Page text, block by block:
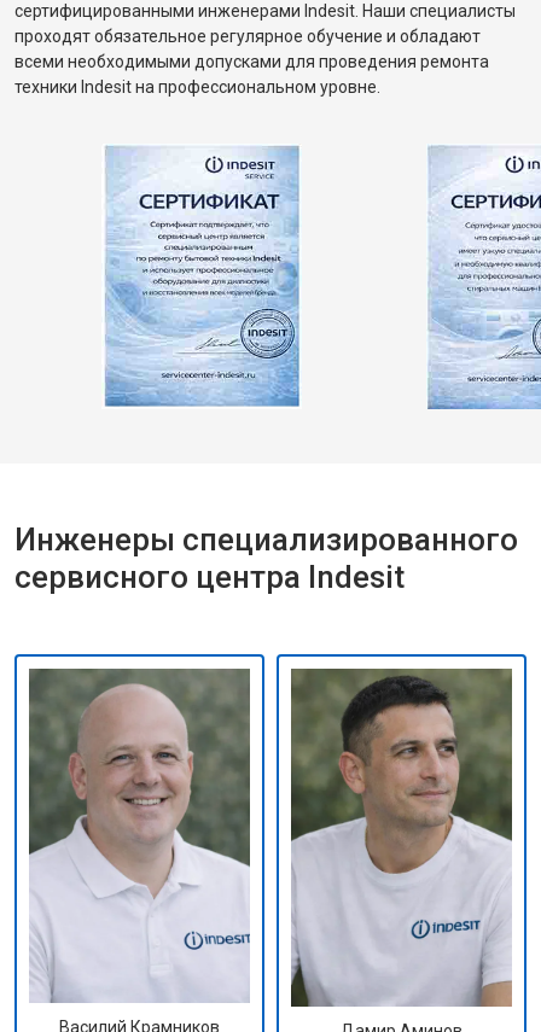
сертифицированными инженерами Indesit. Наши специалисты
проходят обязательное регулярное обучение и обладают
всеми необходимыми допусками для проведения ремонта
техники Indesit на профессиональном уровне.
Инженеры специализированного
сервисного центра Indesit
Василий Крамников